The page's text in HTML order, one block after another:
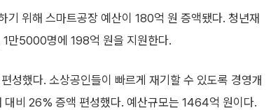
위해 스마트공장 예산이 180억 원 증액됐다. 청년재
1만5000명에 198억 원을 지원한다.
성했다. 소상공인들이 빠르게 재기할 수 있도록 경영개
비 26% 증액 편성했다. 예산규모는 1464억 원이다.